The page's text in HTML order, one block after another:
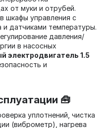
от муки и отрубей.
шкафы управления с
датчиками температуры.
давления/
в насосных
электродвигатель 1.5
и
🧰
уплотнений, чистка
(виброметр), нагрева